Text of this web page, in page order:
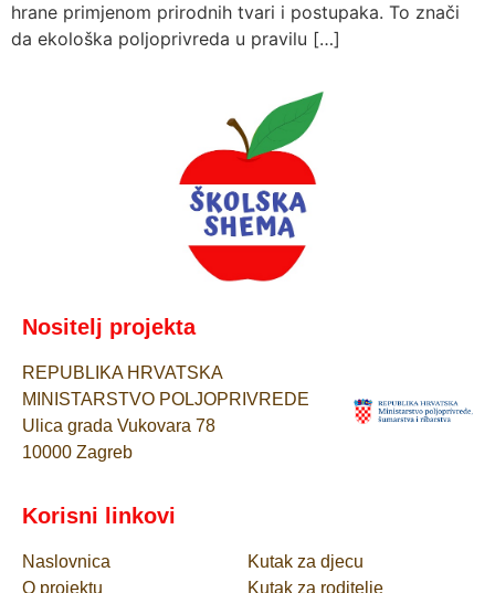
hrane primjenom prirodnih tvari i postupaka. To znači
da ekološka poljoprivreda u pravilu […]
Nositelj projekta
REPUBLIKA HRVATSKA
MINISTARSTVO POLJOPRIVREDE
Ulica grada Vukovara 78
10000 Zagreb
Korisni linkovi
Naslovnica
O projektu
Kutak za djecu
Kutak za roditelje